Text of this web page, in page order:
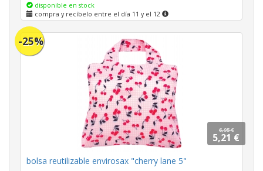
disponible en stock
compra y recíbelo entre el día 11 y el 12
-25%
6,95 €
5,21 €
bolsa reutilizable envirosax "cherry lane 5"